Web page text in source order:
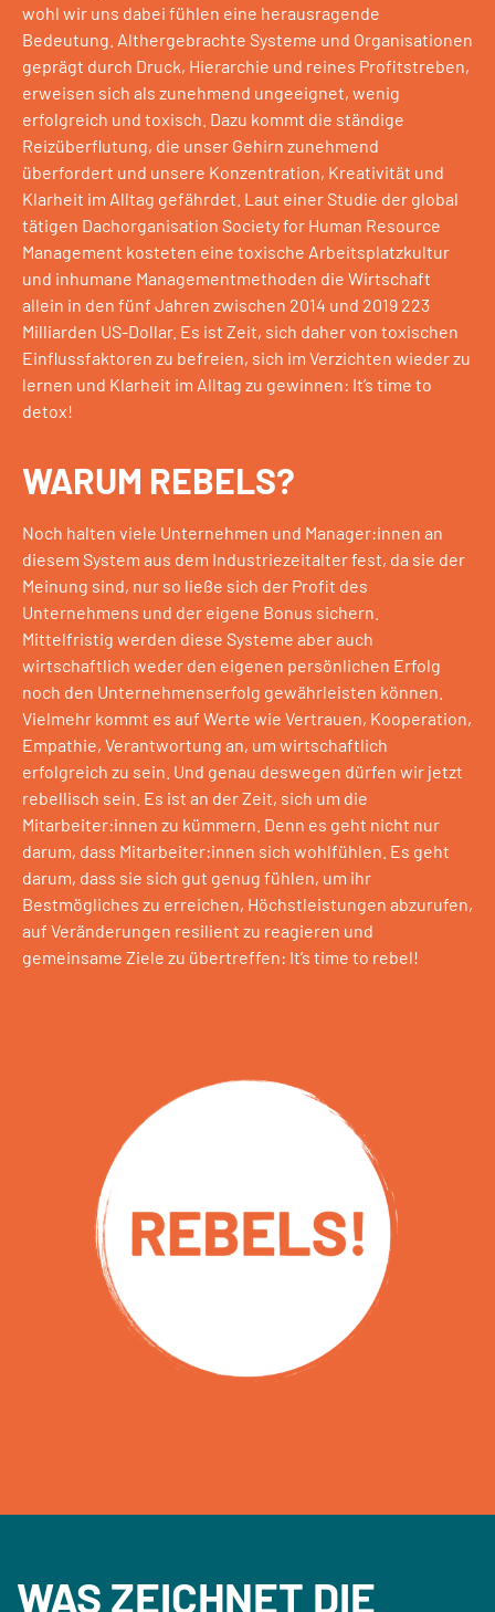
wohl wir uns dabei fühlen eine herausragende
Bedeutung. Althergebrachte Systeme und Organisationen
geprägt durch Druck, Hierarchie und reines Profitstreben,
erweisen sich als zunehmend ungeeignet, wenig
erfolgreich und toxisch. Dazu kommt die ständige
Reizüberflutung, die unser Gehirn zunehmend
überfordert und unsere Konzentration, Kreativität und
Klarheit im Alltag gefährdet. Laut einer Studie der global
tätigen Dachorganisation Society for Human Resource
Management kosteten eine toxische Arbeitsplatzkultur
und inhumane Managementmethoden die Wirtschaft
allein in den fünf Jahren zwischen 2014 und 2019 223
Milliarden US-Dollar. Es ist Zeit, sich daher von toxischen
Einflussfaktoren zu befreien, sich im Verzichten wieder zu
lernen und Klarheit im Alltag zu gewinnen: It’s time to
detox!
WARUM REBELS?
Noch halten viele Unternehmen und Manager:innen an
diesem System aus dem Industriezeitalter fest, da sie der
Meinung sind, nur so ließe sich der Profit des
Unternehmens und der eigene Bonus sichern.
Mittelfristig werden diese Systeme aber auch
wirtschaftlich weder den eigenen persönlichen Erfolg
noch den Unternehmenserfolg gewährleisten können.
Vielmehr kommt es auf Werte wie Vertrauen, Kooperation,
Empathie, Verantwortung an, um wirtschaftlich
erfolgreich zu sein. Und genau deswegen dürfen wir jetzt
rebellisch sein. Es ist an der Zeit, sich um die
Mitarbeiter:innen zu kümmern. Denn es geht nicht nur
darum, dass Mitarbeiter:innen sich wohlfühlen. Es geht
darum, dass sie sich gut genug fühlen, um ihr
Bestmögliches zu erreichen, Höchstleistungen abzurufen,
auf Veränderungen resilient zu reagieren und
gemeinsame Ziele zu übertreffen: It’s time to rebel!
WAS ZEICHNET DIE